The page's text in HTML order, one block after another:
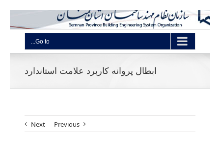
Go to...
ابطال پروانه کاربرد علامت استاندارد
Previous
Next